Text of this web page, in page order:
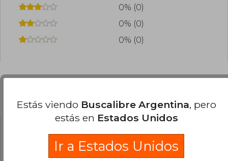
0% (0)
0% (0)
0% (0)
Preguntas frecuentes sobre el libro
Todos los libros de nuestro
Estás viendo Buscalibre Argentina, pero
estás en Estados Unidos
Ir a Estados Unidos